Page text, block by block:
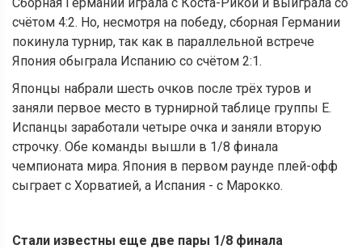
счётом 4:2. Но, несмотря на победу, сборная Германии
покинула турнир, так как в параллельной встрече
Япония обыграла Испанию со счётом 2:1.
Японцы набрали шесть очков после трёх туров и
заняли первое место в турнирной таблице группы Е.
Испанцы заработали четыре очка и заняли вторую
строчку. Обе команды вышли в 1/8 финала
чемпионата мира. Япония в первом раунде плей-офф
сыграет с Хорватией, а Испания - с Марокко.
Стали известны еще две пары 1/8 финала